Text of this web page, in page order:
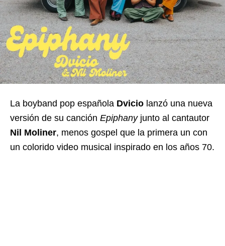
La boyband pop española Dvicio lanzó una nueva
versión de su canción Epiphanyjunto al cantautor
Nil Moliner, menos gospel que la primera un con
un colorido video musical inspirado en los años 70.